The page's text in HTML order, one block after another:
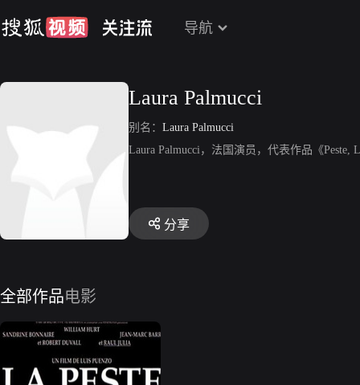
导航
Laura Palmucci
别名： Laura Palmucci
Laura Palmucci，法国演员，代表作品《Peste,
分享
全部作品电影